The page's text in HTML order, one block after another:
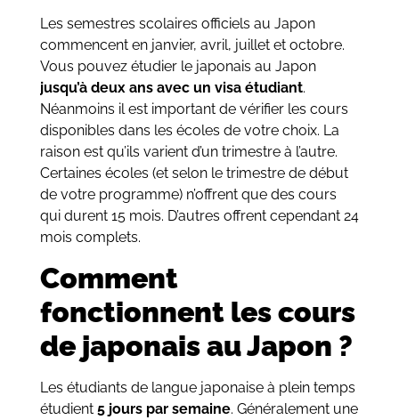
Les semestres scolaires officiels au Japon
commencent en janvier, avril, juillet et octobre.
Vous pouvez étudier le japonais au Japon
jusqu’à deux ans avec un visa étudiant.
Néanmoins il est important de vérifier les cours
disponibles dans les écoles de votre choix. La
raison est qu’ils varient d’un trimestre à l’autre.
Certaines écoles (et selon le trimestre de début
de votre programme) n’offrent que des cours
qui durent 15 mois. D’autres offrent cependant 24
mois complets.
Comment
fonctionnent les cours
de japonais au Japon ?
Les étudiants de langue japonaise à plein temps
étudient 5 jours par semaine. Généralement une